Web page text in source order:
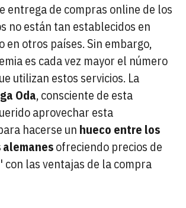
entrega de compras online de los
no están tan establecidos en
en otros países. Sin embargo,
es cada vez mayor el número
utilizan estos servicios. La
Oda, consciente de esta
aprovechar esta
hacerse un hueco entre los
ofreciendo precios de
las ventajas de la compra